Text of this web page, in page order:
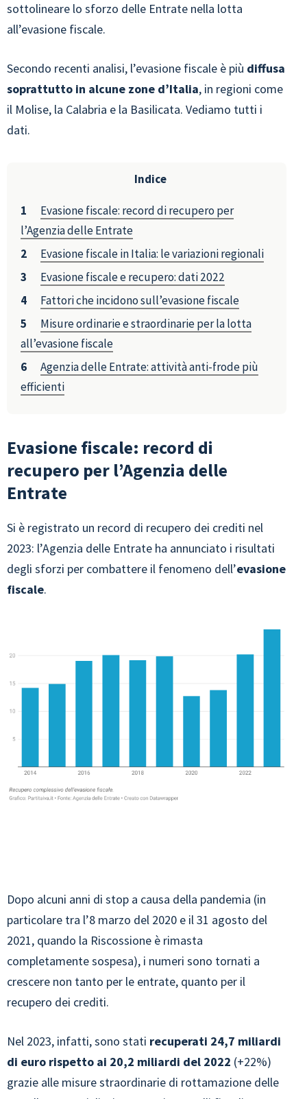
sottolineare lo sforzo delle Entrate nella lotta
all’evasione fiscale.
Secondo recenti analisi, l’evasione fiscale è più diffusa
soprattutto in alcune zone d’Italia, in regioni come
il Molise, la Calabria e la Basilicata. Vediamo tutti i
dati.
Indice
Evasione fiscale: record di recupero per
l’Agenzia delle Entrate
Evasione fiscale in Italia: le variazioni regionali
Evasione fiscale e recupero: dati 2022
Fattori che incidono sull’evasione fiscale
Misure ordinarie e straordinarie per la lotta
all’evasione fiscale
Agenzia delle Entrate: attività anti-frode più
efficienti
Evasione fiscale: record di
recupero per l’Agenzia delle
Entrate
Si è registrato un record di recupero dei crediti nel
2023: l’Agenzia delle Entrate ha annunciato i risultati
degli sforzi per combattere il fenomeno dell’evasione
fiscale.
Dopo alcuni anni di stop a causa della pandemia (in
particolare tra l’8 marzo del 2020 e il 31 agosto del
2021, quando la Riscossione è rimasta
completamente sospesa), i numeri sono tornati a
crescere non tanto per le entrate, quanto per il
recupero dei crediti.
Nel 2023, infatti, sono stati recuperati 24,7 miliardi
di euro rispetto ai 20,2 miliardi del 2022 (+22%)
grazie alle misure straordinarie di rottamazione delle